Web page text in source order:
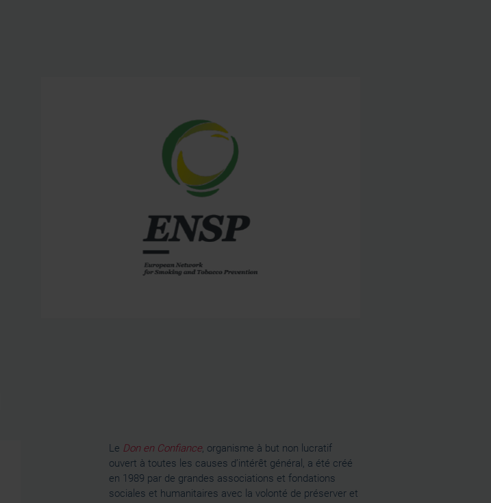
Le Don en Confiance, organisme à but non lucratif
ouvert à toutes les causes d’intérêt général, a été créé
en 1989 par de grandes associations et fondations
sociales et humanitaires avec la volonté de préserver et